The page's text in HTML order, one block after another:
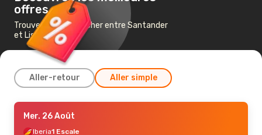
offres
Trouvez un vol pas cher entre Santander
et Lisbonne
Aller-retour Aller simple
Ven. 11 Sept.- Ven. 18 Sept.
Iberia1 Escale
Mer. 26 Août
Iberia1 Escale